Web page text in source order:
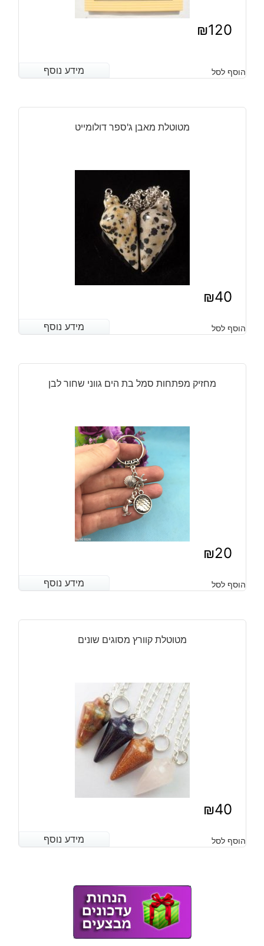
₪120
מידע נוסף הוסף לסל מידע נוסף
מטוטלת מאבן ג'ספר דולומייט
₪40
מידע נוסף הוסף לסל מידע נוסף
מחזיק מפתחות סמל בת הים גווני שחור לבן
₪20
מידע נוסף הוסף לסל מידע נוסף
מטוטלת קוורץ מסוגים שונים
₪40
מידע נוסף הוסף לסל מידע נוסף